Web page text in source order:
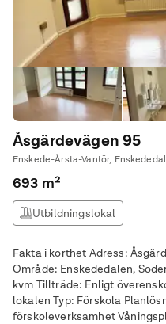
Åsgärdevägen 95
Enskede-Årsta-Vantör,
693 m²
Utbildningslokal
Fakta i korthet Adress:
Område: Enskededalen,
kvm Tillträde: Enligt
lokalen Typ: Förskola
förskoleverksamhet